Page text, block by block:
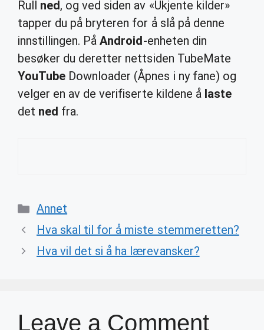
Rull ned, og ved siden av «Ukjente kilder»
tapper du på bryteren for å slå på denne
innstillingen. PåAndroid-enheten din
besøker du deretter nettsiden TubeMate
YouTube Downloader (Åpnes i ny fane) og
velger en av de verifiserte kildene å laste
det ned fra.
Categories
Annet
Hva skal til for å miste stemmeretten?
Hva vil det si å ha lærevansker?
Leave a Comment